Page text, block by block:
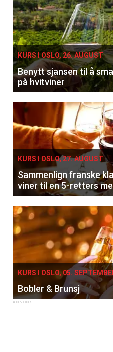
KURS I OSLO, 26. AUGUST
Benytt sjansen til å
på hvitviner
KURS I OSLO, 27. AUGUST
Sammenlign franske
viner til en 5-retters
KURS I OSLO, 05.
Bobler & Brunsj